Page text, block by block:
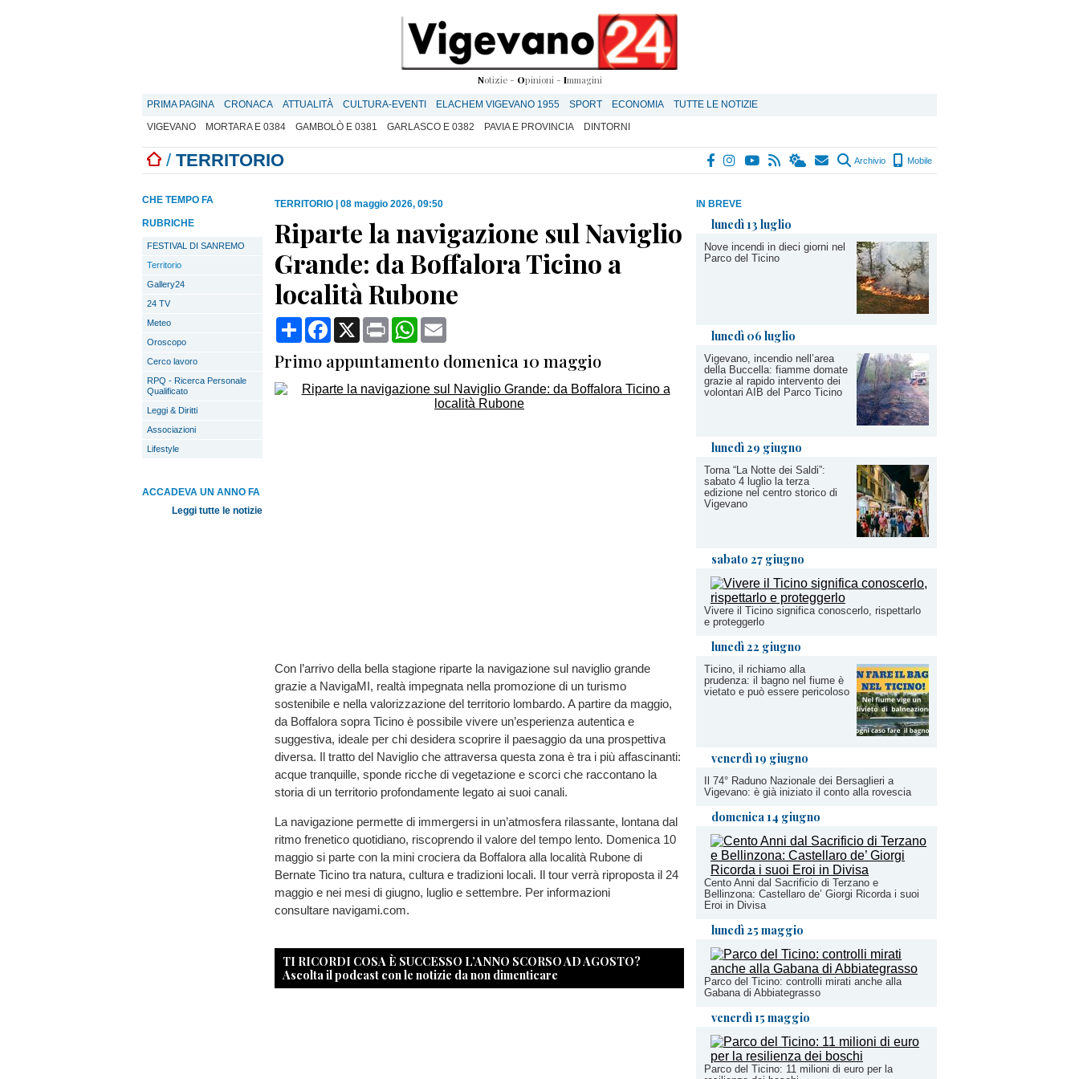
Notizie - Opinioni - Immagini
PRIMA PAGINA CRONACA ATTUALITÀ CULTURA-EVENTI ELACHEM VIGEVANO 1955 SPORT ECONOMIA
TUTTE LE NOTIZIE
VIGEVANO
MORTARA E 0384 GAMBOLÒ E 0381 GARLASCO E 0382 PAVIA E PROVINCIA DINTORNI
/ TERRITORIO Archivio Mobile
IN BREVE
lunedì 13 luglio
Nove incendi in dieci giorni nel
Parco del Ticino
lunedì 06 luglio
Vigevano, incendio nell’area
della Buccella: fiamme domate
grazie al rapido intervento dei
volontari AIB del Parco Ticino
lunedì 29 giugno
Torna “La Notte dei Saldi”:
sabato 4 luglio la terza
edizione nel centro storico di
Vigevano
sabato 27 giugno
Vivere il Ticino significa conoscerlo, rispettarlo
e proteggerlo
lunedì 22 giugno
Ticino, il richiamo alla
prudenza: il bagno nel fiume è
vietato e può essere pericoloso
venerdì 19 giugno
Il 74° Raduno Nazionale dei Bersaglieri a
Vigevano: è già iniziato il conto alla rovescia
domenica 14 giugno
Cento Anni dal Sacrificio di Terzano e
Bellinzona: Castellaro de’ Giorgi Ricorda i suoi
Eroi in Divisa
lunedì 25 maggio
Parco del Ticino: controlli mirati anche alla
Gabana di Abbiategrasso
venerdì 15 maggio
Parco del Ticino: 11 milioni di euro per la
CHE TEMPO FA
RUBRICHE
FESTIVAL DI SANREMO
Territorio
Gallery24
24 TV
Meteo
Oroscopo
Cerco lavoro
RPQ - Ricerca Personale
Qualificato
Leggi & Diritti
Associazioni
Lifestyle
ACCADEVA UN ANNO FA
Leggi tutte le notizie
TERRITORIO 08 maggio 2026, 09:50
Riparte la navigazione sul Naviglio
Grande: da Boffalora Ticino a
località Rubone
CondividiFacebook
X Print WhatsApp
Primo appuntamento domenica 10 maggio
Con l’arrivo della bella stagione riparte la navigazione sul naviglio grande
grazie a NavigaMI, realtà impegnata nella promozione di un turismo
sostenibile e nella valorizzazione del territorio lombardo. A partire da maggio,
da Boffalora sopra Ticino è possibile vivere un’esperienza autentica e
suggestiva, ideale per chi desidera scoprire il paesaggio da una prospettiva
diversa. Il tratto del Naviglio che attraversa questa zona è tra i più affascinanti:
acque tranquille, sponde ricche di vegetazione e scorci che raccontano la
storia di un territorio profondamente legato ai suoi canali.
La navigazione permette di immergersi in un’atmosfera rilassante, lontana dal
ritmo frenetico quotidiano, riscoprendo il valore del tempo lento. Domenica 10
maggio si parte con la mini crociera da Boffalora alla località Rubone di
Bernate Ticino tra natura, cultura e tradizioni locali. Il tour verrà riproposta il 24
maggio e nei mesi di giugno, luglio e settembre. Per informazioni
consultare navigami.com.
TI RICORDI COSA È SUCCESSO L’ANNO SCORSO AD AGOSTO?
Ascolta il podcast con le notizie da non dimenticare